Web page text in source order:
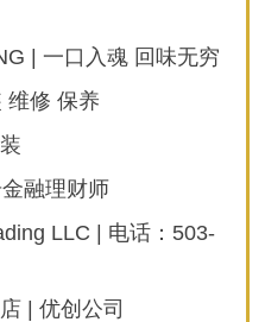
| 一口入魂 回味无穷
维修 保养
融理财师
LLC | 电话：503-
| 优创公司